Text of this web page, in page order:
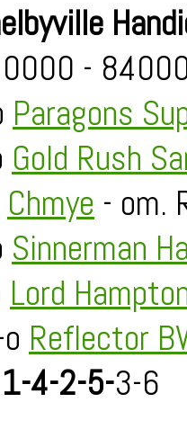
-
Paragons
Gold Rush
Chmye - om.
Sinnerman
Lord
Reflector
4-2-5-3-6